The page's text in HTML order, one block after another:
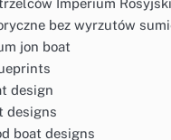
Imperium
bez wyrzutów
jon boat
design
designs
boat designs